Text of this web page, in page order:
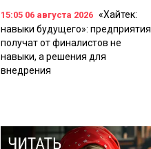
15:05 06 августа 2026 «Хайтек:
навыки будущего»: предприятия
получат от финалистов не
навыки, а решения для
внедрения